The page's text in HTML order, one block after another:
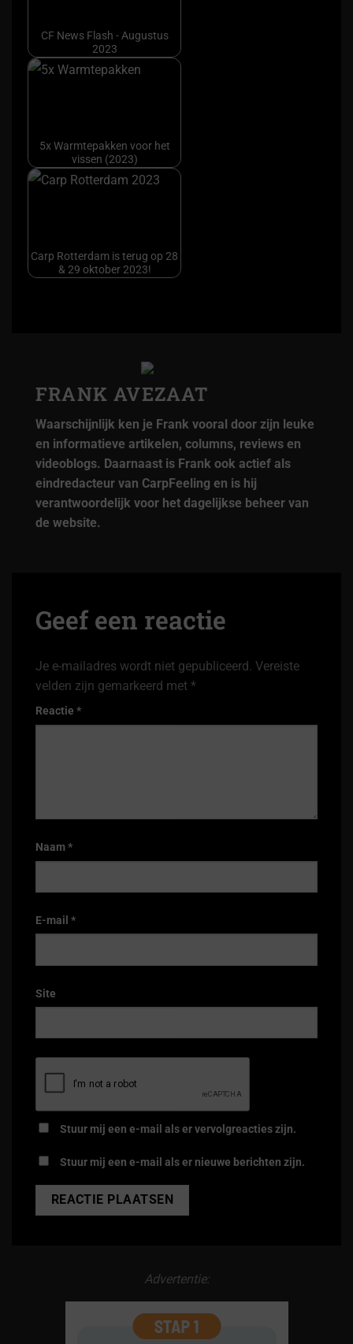
CF News Flash - Augustus
2023
5x Warmtepakken voor het
vissen (2023)
Carp Rotterdam is terug op 28
& 29 oktober 2023!
FRANK AVEZAAT
Waarschijnlijk ken je Frank vooral door zijn leuke
en informatieve artikelen, columns, reviews en
videoblogs. Daarnaast is Frank ook actief als
eindredacteur van CarpFeeling en is hij
verantwoordelijk voor het dagelijkse beheer van
de website.
Geef een reactie
Je e-mailadres wordt niet gepubliceerd. Vereiste
velden zijn gemarkeerd met *
Reactie *
Naam*
E-mail *
Site
Stuur mij een e-mail als er vervolgreacties zijn.
Stuur mij een e-mail als er nieuwe berichten zijn.
Advertentie: